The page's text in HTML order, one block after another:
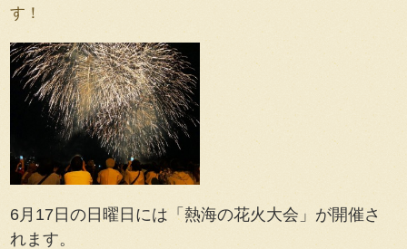
す！
6月17日の日曜日には「熱海の花火大会」が開催さ
れます。